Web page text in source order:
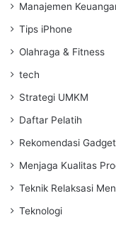
Manajemen
Tips iPhone
Olahraga & Fitness
tech
Strategi UMKM
Daftar Pelatih
Rekomendasi Gadget
Menjaga Kualitas
Teknik Relaksasi
Teknologi